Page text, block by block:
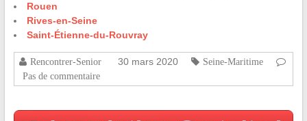
Rouen
Rives-en-Seine
Saint-Étienne-du-Rouvray
Rencontrer-Senior 30 mars 2020
Seine-Maritime
Pas de commentaire